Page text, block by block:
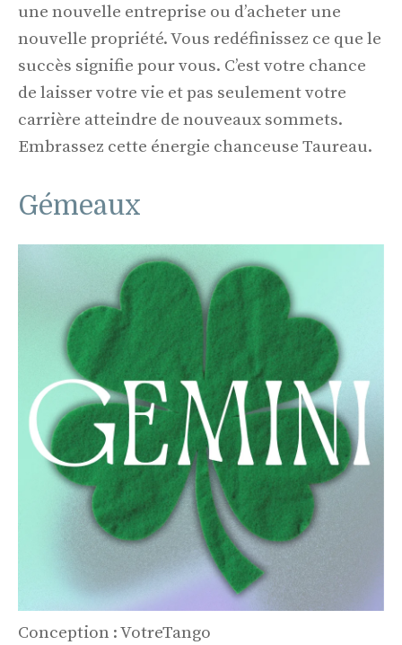
une nouvelle entreprise ou d’acheter une
nouvelle propriété. Vous redéfinissez ce que le
succès signifie pour vous. C’est votre chance
de laisser votre vie et pas seulement votre
carrière atteindre de nouveaux sommets.
Embrassez cette énergie chanceuse Taureau.
Gémeaux
Conception : VotreTango